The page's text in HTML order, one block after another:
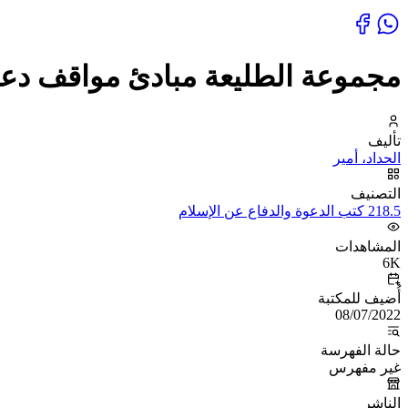
مجموعة الطليعة مبادئ مواقف
تأليف
الحداد، أمير
التصنيف
218.5 كتب الدعوة والدفاع عن الإسلام
المشاهدات
6K
أُضيف للمكتبة
08/07/2022
حالة الفهرسة
غير مفهرس
الناشر